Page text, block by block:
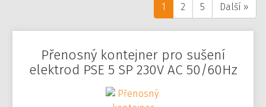
1 2 5 Další »
Přenosný kontejner pro sušení
elektrod PSE 5 SP 230V AC 50/60Hz